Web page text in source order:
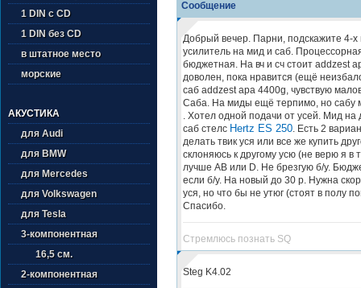
1 DIN с CD
1 DIN без CD
в штатное место
морские
АКУСТИКА
для Audi
для BMW
для Mercedes
для Volkswagen
для Tesla
3-компонентная
16,5 см.
2-компонентная
Сообщение
Добрый вечер. Парни, подскажите 4-х
усилитель на мид и саб.
бюджетная. На вч и сч стоит addzest
доволен, пока нравится (ещё
саб addzest apa 4400g, чувствую
Саба. На миды ещё терпимо, но сабу
. Хотел одной подачи от усей. Мид на
саб стелс Hertz ES 250. Есть 2
делать твик уся или все же купить
склоняюсь к другому усю (не верю я в
лучше AB или D. Не брезгую б/у.
если б/у. На новый до 30 р. Нужна
уся, но что бы не утюг (стоят в полу
Спасибо.
Стремлюсь познать SQ
Steg K4.02